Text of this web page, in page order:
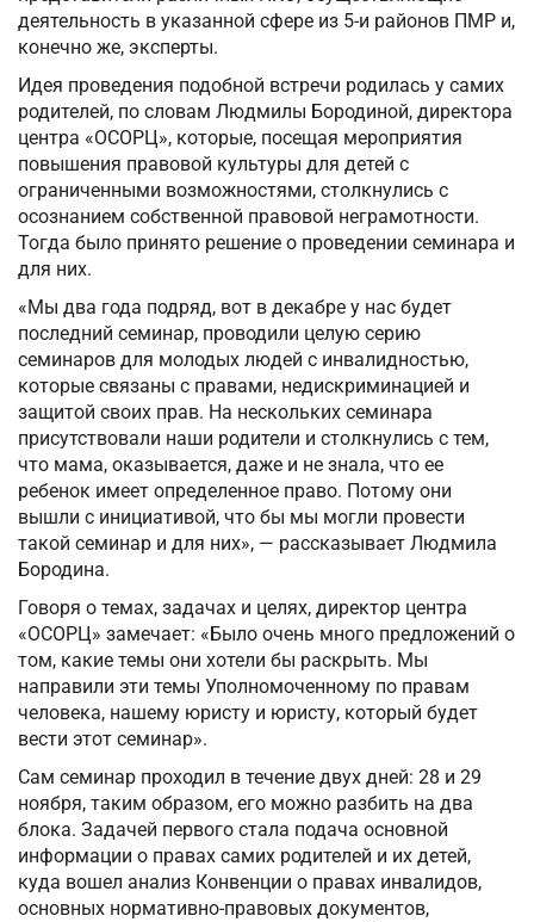
деятельность в указанной сфере из 5-и районов ПМР и,
конечно же, эксперты.
Идея проведения подобной встречи родилась у самих
родителей, по словам Людмилы Бородиной, директора
центра «ОСОРЦ», которые, посещая мероприятия
повышения правовой культуры для детей с
ограниченными возможностями, столкнулись с
осознанием собственной правовой неграмотности.
Тогда было принято решение о проведении семинара и
для них.
«Мы два года подряд, вот в декабре у нас будет
последний семинар, проводили целую серию
семинаров для молодых людей с инвалидностью,
которые связаны с правами, недискриминацией и
защитой своих прав. На нескольких семинара
присутствовали наши родители и столкнулись с тем,
что мама, оказывается, даже и не знала, что ее
ребенок имеет определенное право. Потому они
вышли с инициативой, что бы мы могли провести
такой семинар и для них», — рассказывает Людмила
Бородина.
Говоря о темах, задачах и целях, директор центра
«ОСОРЦ» замечает: «Было очень много предложений о
том, какие темы они хотели бы раскрыть. Мы
направили эти темы Уполномоченному по правам
человека, нашему юристу и юристу, который будет
вести этот семинар».
Сам семинар проходил в течение двух дней: 28 и 29
ноября, таким образом, его можно разбить на два
блока. Задачей первого стала подача основной
информации о правах самих родителей и их детей,
куда вошел анализ Конвенции о правах инвалидов,
основных нормативно-правовых документов,